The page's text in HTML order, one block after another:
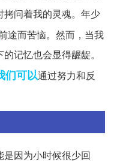
问着我的灵魂。年少
途而苦恼。然而，当我
记忆也会显得龌龊。
们可以通过努力和反
因为小时候很少回